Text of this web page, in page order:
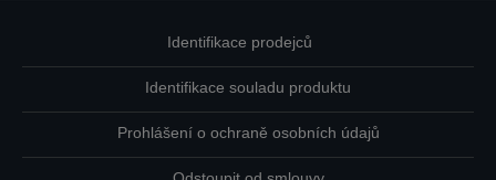
Identifikace prodejců
Identifikace souladu produktu
Prohlášení o ochraně osobních údajů